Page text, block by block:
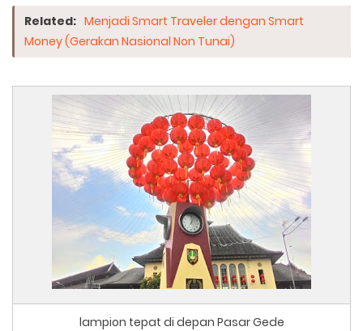
Related: Menjadi Smart Traveler dengan Smart
Money (Gerakan Nasional Non Tunai)
lampion tepat di depan Pasar Gede